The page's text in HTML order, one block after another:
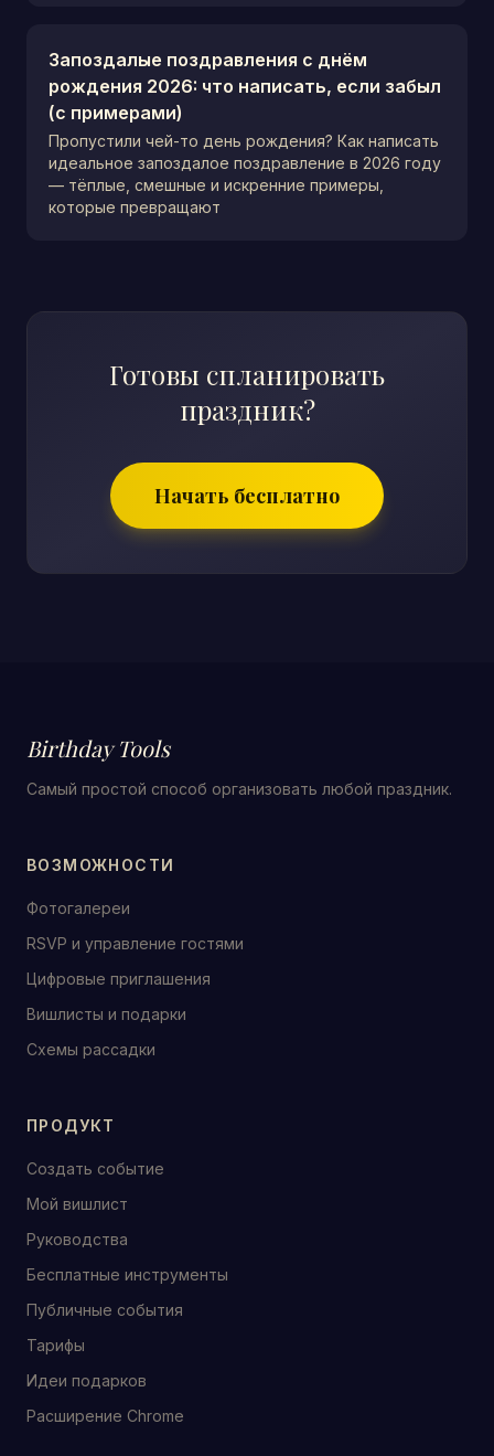
Запоздалые поздравления с днём
рождения 2026: что написать, если забыл
(с примерами)
Пропустили чей-то день рождения? Как написать
идеальное запоздалое поздравление в 2026 году
— тёплые, смешные и искренние примеры,
которые превращают
Готовы спланировать
праздник?
Начать бесплатно
Birthday Tools
Самый простой способ организовать любой праздник.
ВОЗМОЖНОСТИ
Фотогалереи
RSVP и управление гостями
Цифровые приглашения
Вишлисты и подарки
Схемы рассадки
ПРОДУКТ
Создать событие
Мой вишлист
Руководства
Бесплатные инструменты
Публичные события
Тарифы
Идеи подарков
Расширение Chrome